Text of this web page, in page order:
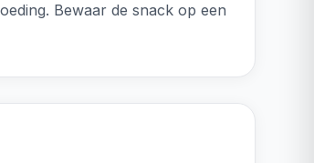
Bewaar de snack op een